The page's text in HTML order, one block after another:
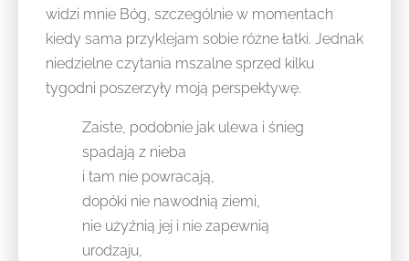
widzi mnie Bóg, szczególnie w momentach
kiedy sama przyklejam sobie różne łatki. Jednak
niedzielne czytania mszalne sprzed kilku
tygodni poszerzyły moją perspektywę.
Zaiste, podobnie jak ulewa i śnieg
spadają z nieba
i tam nie powracają,
dopóki nie nawodnią ziemi,
nie użyźnią jej i nie zapewnią
urodzaju,